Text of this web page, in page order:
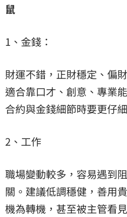
鼠
1、金錢：
財運不錯，正財穩定、偏
適合靠口才、創意、專業
合約與金錢細節時要更仔
2、工作
職場變動較多，容易遇到
關。建議低調穩健，善用
機為轉機，甚至被主管看